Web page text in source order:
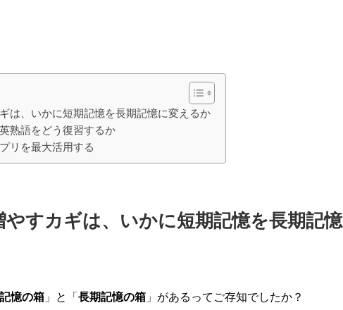
は、いかに短期記憶を長期記憶に変えるか
熟語をどう復習するか
リを最大活用する
やすカギは、いかに短期記憶を長期記憶
憶の箱 」と「 長期記憶の箱 」があるってご存知でしたか？